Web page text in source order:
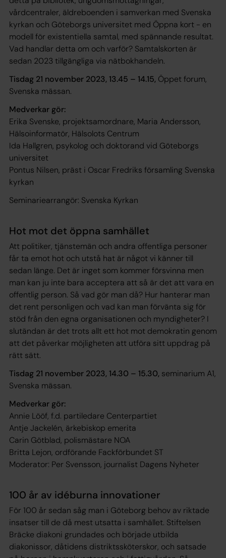
vårdcentraler, äldreboenden i samverkan med Svenska
kyrkan och Göteborgs universitet med Öppna kort - en
modell för existentiella samtal, med spännande resultat.
Vad handlar detta om och varför? Samtalskorten är
sedan 2023 tillgängliga via nätbokhandeln.
Tisdag 21 november 2023, 13.45 – 14.15, Öppet forum,
Svenska mässan.
Medverkar gör:
Erika Svenske, projektsamordnare, Maria Andersson,
Hälsoinformatör, Hälsolots Centrum
Ida Hallgren, psykolog och doktorand vid Göteborgs
universitet
Pontus Nilsen, präst i Oscar Fredriks församling Svenska
kyrkan
Seminariearrangör: Svenska Kyrkan
Hot mot det öppna samhället
Att politiker, tjänstemän och andra offentliga personer
får ta emot hot och utstå hat är något vi känner till
sedan länge. Det är inget som kommer försvinna men
man kan ju inte bara acceptera att så är det att vara en
offentlig person. Så vad gör man då? Hur hanterar man
det rent personligen och vad kan man förvänta sig för
stöd från den egna organisationen och myndigheter? I
slutändan är det trots allt ett hot mot demokratin genom
att det påverkar möjligheten att utföra sitt uppdrag på
rätt sätt.
Tisdag 21 november 2023, 14.30 – 15.30, seminarium A1,
Svenska mässan.
Medverkar gör:
Annie Lööf, f.d. partiledare Centerpartiet
Antje Jackelén, ärkebiskop emerita
Carin Götblad, polismästare NOA
Britta Lejon, ordförande Fackförbundet ST
Moderator: Per Svensson, journalist Dagens Nyheter
100 år av idéburna innovationer
För 100 år sedan såg man i Göteborg behov av riktade
insatser till de då mest utsatta i samhället. Stiftelsen
Bräcke diakoni grundades och började utbilda
diakonissor, dåtidens distriktssköterskor, och satsade